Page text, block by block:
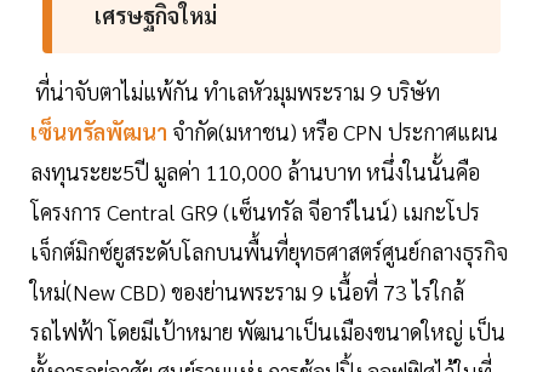
เศรษฐกิจใหม่
ที่น่าจับตาไม่แพ้กัน ทำเลหัวมุมพระราม 9 บริษัท
เซ็นทรัลพัฒนา จำกัด(มหาชน) หรือ CPN ประกาศแผน
ลงทุนระยะ5ปี มูลค่า 110,000 ล้านบาท หนึ่งในนั้นคือ
โครงการ Central GR9 (เซ็นทรัล จีอาร์ไนน์) เมกะโปร
เจ็กต์มิกซ์ยูสระดับโลกบนพื้นที่ยุทธศาสตร์ศูนย์กลางธุรกิจ
ใหม่(New CBD) ของย่านพระราม 9 เนื้อที่ 73 ไร่ใกล้
รถไฟฟ้า โดยมีเป้าหมาย พัฒนาเป็นเมืองขนาดใหญ่ เป็น